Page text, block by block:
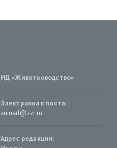
ИД «Животноводство»
Электронная почта:
animal@zzr.ru
Адрес редакции: